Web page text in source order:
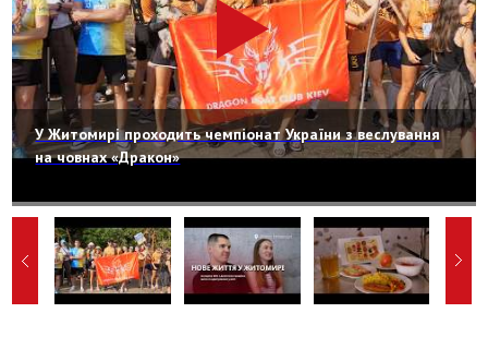
У Житомирі проходить чемпіонат України з веслування
на човнах «Дракон»